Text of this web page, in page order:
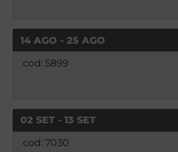
14 AGO - 25 AGO
cod: 5899
02 SET - 13 SET
cod: 7030